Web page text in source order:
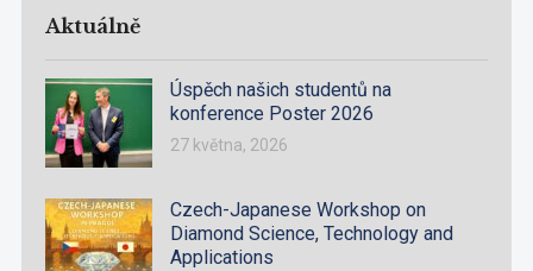
Aktuálně
Úspěch našich studentů na
konference Poster 2026
27 května, 2026
Czech-Japanese Workshop on
Diamond Science, Technology and
Applications